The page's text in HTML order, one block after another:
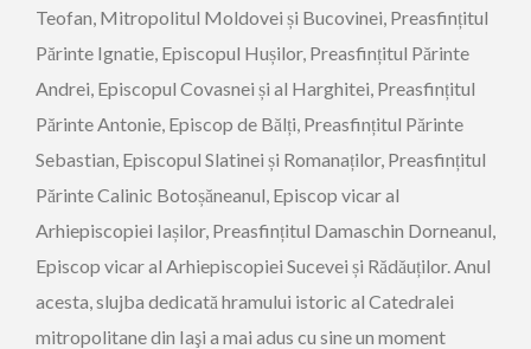
Teofan, Mitropolitul Moldovei și Bucovinei, Preasfințitul
Părinte Ignatie, Episcopul Hușilor, Preasfințitul Părinte
Andrei, Episcopul Covasnei și al Harghitei, Preasfințitul
Părinte Antonie, Episcop de Bălți, Preasfințitul Părinte
Sebastian, Episcopul Slatinei și Romanaților, Preasfințitul
Părinte Calinic Botoșăneanul, Episcop vicar al
Arhiepiscopiei Iașilor, Preasfințitul Damaschin Dorneanul,
Episcop vicar al Arhiepiscopiei Sucevei și Rădăuților. Anul
acesta, slujba dedicată hramului istoric al Catedralei
mitropolitane din Iaşi a mai adus cu sine un moment